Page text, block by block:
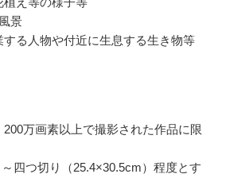
景
る人物や付近に生息する生き物等
万画素以上で撮影された作品に限
四つ切り（25.4×30.5cm）程度とす